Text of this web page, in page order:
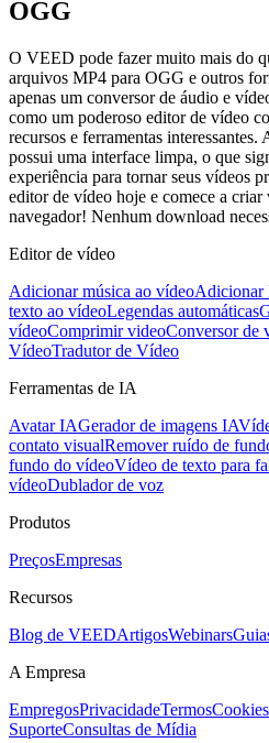
OGG
O VEED pode fazer muito mais do
arquivos MP4 para OGG e outros
apenas um conversor de áudio e
como um poderoso editor de vídeo
recursos e ferramentas
possui uma interface limpa, o que
experiência para tornar seus vídeos
editor de vídeo hoje e comece a
navegador! Nenhum download
Editor de vídeo
Adicionar música ao vídeoAdicionar
texto ao vídeoLegendas automáticas
vídeoComprimir videoConversor de
VídeoTradutor de Vídeo
Ferramentas de IA
Avatar IAGerador de imagens IA
contato visualRemover ruído de
fundo do vídeoVídeo de texto para
vídeoDublador de voz
Produtos
PreçosEmpresas
Recursos
Blog de VEEDArtigosWebinars
A Empresa
EmpregosPrivacidadeTermosCookies
SuporteConsultas de Mídia